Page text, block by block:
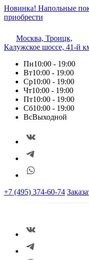
Новинка! Напольные
приобрести
Москва, Троицк,
Калужское шоссе, 41-й
Пн10:00 - 19:00
Вт10:00 - 19:00
Ср10:00 - 19:00
Чт10:00 - 19:00
Пт10:00 - 19:00
Сб10:00 - 19:00
ВсВыходной
+7 (495) 374-60-74